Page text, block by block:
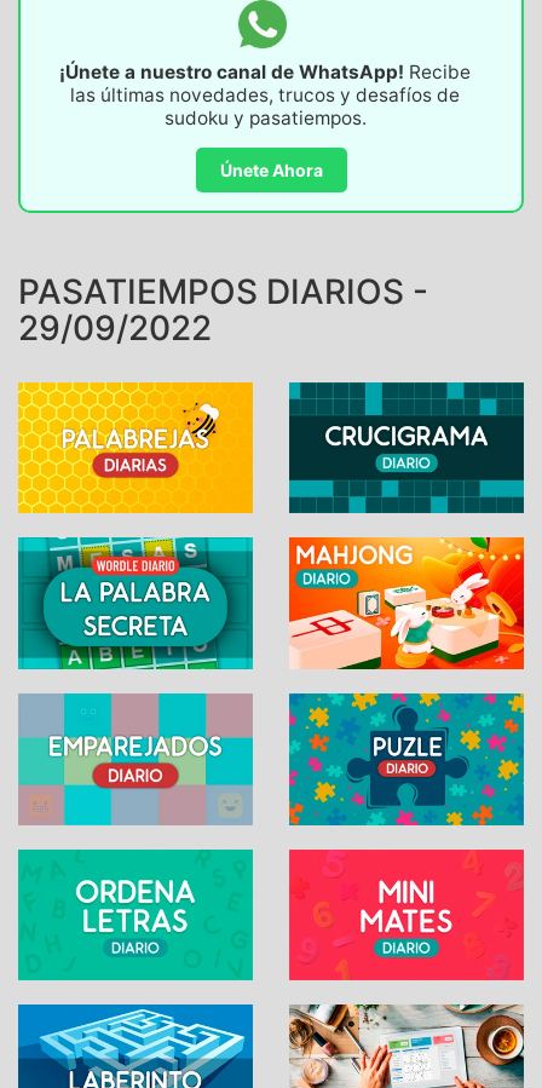
¡Únete a nuestro canal de WhatsApp! Recibe
las últimas novedades, trucos y desafíos de
sudoku y pasatiempos.
Únete Ahora
PASATIEMPOS DIARIOS -
29/09/2022